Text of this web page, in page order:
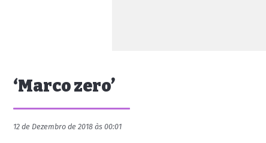
‘Marco zero’
12 de Dezembro de 2018 às 00:01